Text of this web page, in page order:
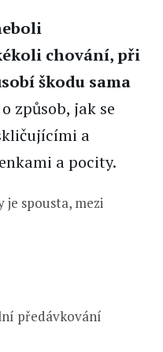
chování, při
škodu sama
způsob, jak se
a
a pocity.
spousta, mezi
předávkování